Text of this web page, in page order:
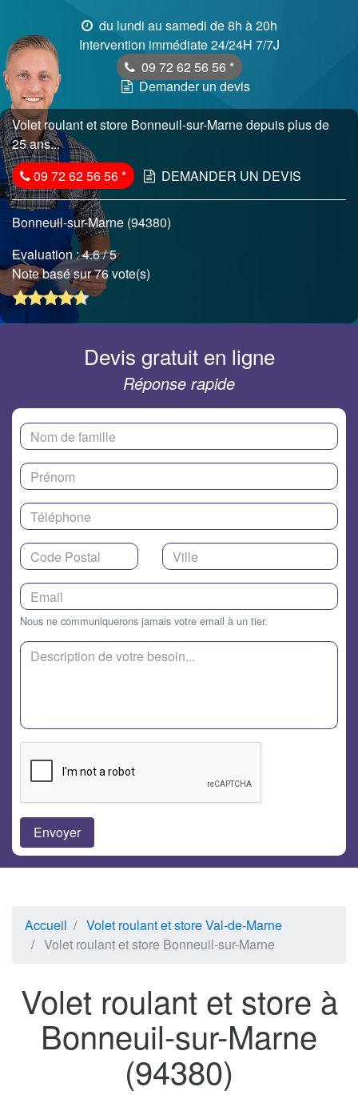
du lundi au samedi de 8h à 20h
Intervention immédiate 24/24H 7/7J
09 72 62 56 56 *
Demander un devis
Volet roulant et store Bonneuil-sur-Marne depuis plus de
25 ans...
09 72 62 56 56* DEMANDER UN DEVIS
Bonneuil-sur-Marne (94380)
Evaluation :4.6/ 5
Note basé sur 76 vote(s)
Devis gratuit en ligne
Réponse rapide
Nous ne communiquerons jamais votre email à un tier.
Accueil
Volet roulant et store Val-de-Marne
Volet roulant et store Bonneuil-sur-Marne
Volet roulant et store à
Bonneuil-sur-Marne
(94380)